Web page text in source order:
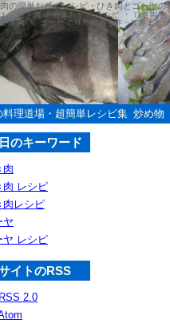
の簡単おかずレシピ・ひき肉とゴーヤの
、 ひき肉 の簡単おかず レシピ ・ ひき肉
ひき肉 と ゴーヤ の味噌炒めを作ってみまし
料理道場・超簡単レシピ集 炒め物
のキーワード
肉
肉 レシピ
肉レシピ
ヤ
ヤ レシピ
イトのRSS
RSS 2.0